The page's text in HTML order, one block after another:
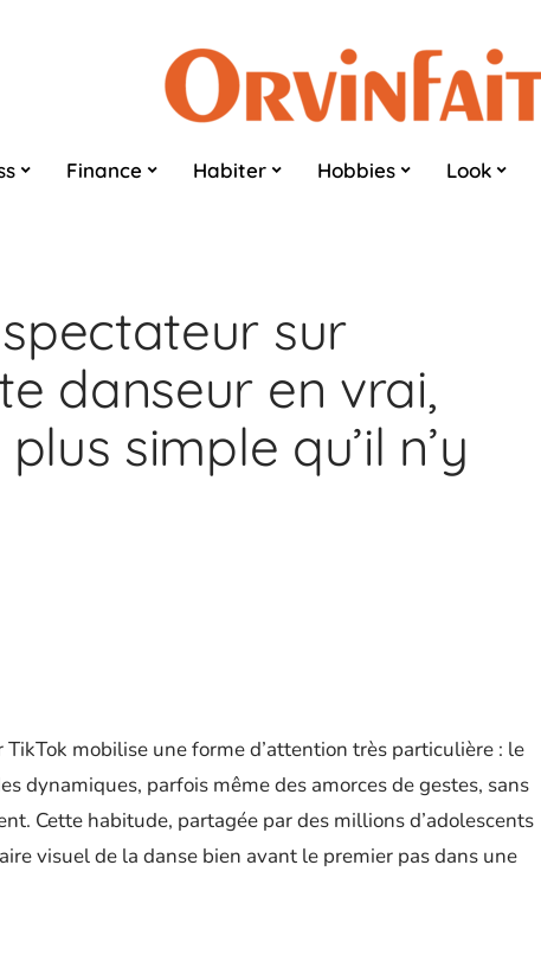
Finance Habiter Hobbies Look
sur
danseur en vrai,
simple qu’il n’y
mobilise une forme d’attention très particulière : le
dynamiques, parfois même des amorces de gestes, sans
Cette habitude, partagée par des millions d’adolescents
visuel de la danse bien avant le premier pas dans une